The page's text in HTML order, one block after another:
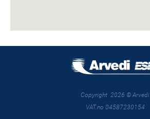
Copyright 2026 © Arvedi
VAT.no 04587230154